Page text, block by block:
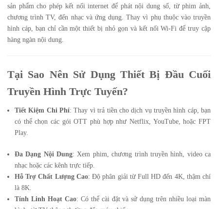
sản phẩm cho phép kết nối internet để phát nội dung số, từ phim ảnh,
chương trình TV, đến nhạc và ứng dụng. Thay vì phụ thuộc vào truyền
hình cáp, bạn chỉ cần một thiết bị nhỏ gọn và kết nối Wi-Fi để truy cập
hàng ngàn nội dung.
Tại Sao Nên Sử Dụng Thiết Bị Đầu Cuối
Truyền Hình Trực Tuyến?
Tiết Kiệm Chi Phí: Thay vì trả tiền cho dịch vụ truyền hình cáp, bạn
có thể chọn các gói OTT phù hợp như Netflix, YouTube, hoặc FPT
Play.
Đa Dạng Nội Dung: Xem phim, chương trình truyền hình, video ca
nhạc hoặc các kênh trực tiếp.
Hỗ Trợ Chất Lượng Cao: Độ phân giải từ Full HD đến 4K, thậm chí
là 8K.
Tính Linh Hoạt Cao: Có thể cài đặt và sử dụng trên nhiều loại màn